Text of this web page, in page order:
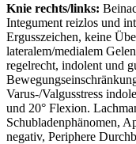
Knie rechts/links:
Integument reizlos und
Ergusszeichen, keine
lateralem/medialem
regelrecht, indolent und
Varus-/Valgusstress
und 20° Flexion.
Schubladenphänomen,
negativ, Periphere